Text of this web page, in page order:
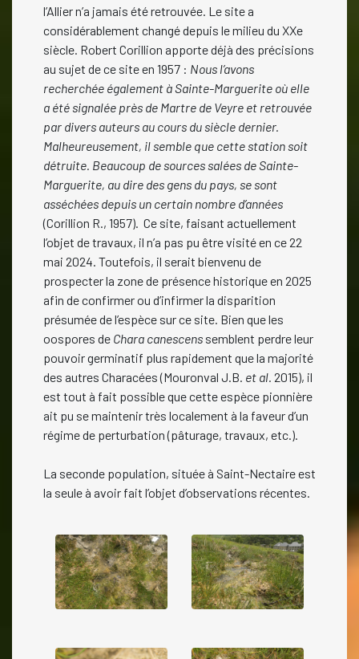
l’Allier n’a jamais été retrouvée. Le site a
considérablement changé depuis le milieu du XXe
siècle. Robert Corillion apporte déjà des précisions
au sujet de ce site en 1957 : Nous l’avons
recherchée également à Sainte-Marguerite où elle
a été signalée près de Martre de Veyre et retrouvée
par divers auteurs au cours du siècle dernier.
Malheureusement, il semble que cette station soit
détruite. Beaucoup de sources salées de Sainte-
Marguerite, au dire des gens du pays, se sont
asséchées depuis un certain nombre d’années
(Corillion R., 1957). Ce site, faisant actuellement
l’objet de travaux, il n’a pas pu être visité en ce 22
mai 2024. Toutefois, il serait bienvenu de
prospecter la zone de présence historique en 2025
afin de confirmer ou d’infirmer la disparition
présumée de l’espèce sur ce site. Bien que les
oospores de Chara canescens semblent perdre leur
pouvoir germinatif plus rapidement que la majorité
des autres Characées (Mouronval J.B. et al. 2015), il
est tout à fait possible que cette espèce pionnière
ait pu se maintenir très localement à la faveur d’un
régime de perturbation (pâturage, travaux, etc.).
La seconde population, située à Saint-Nectaire est
la seule à avoir fait l’objet d’observations récentes.